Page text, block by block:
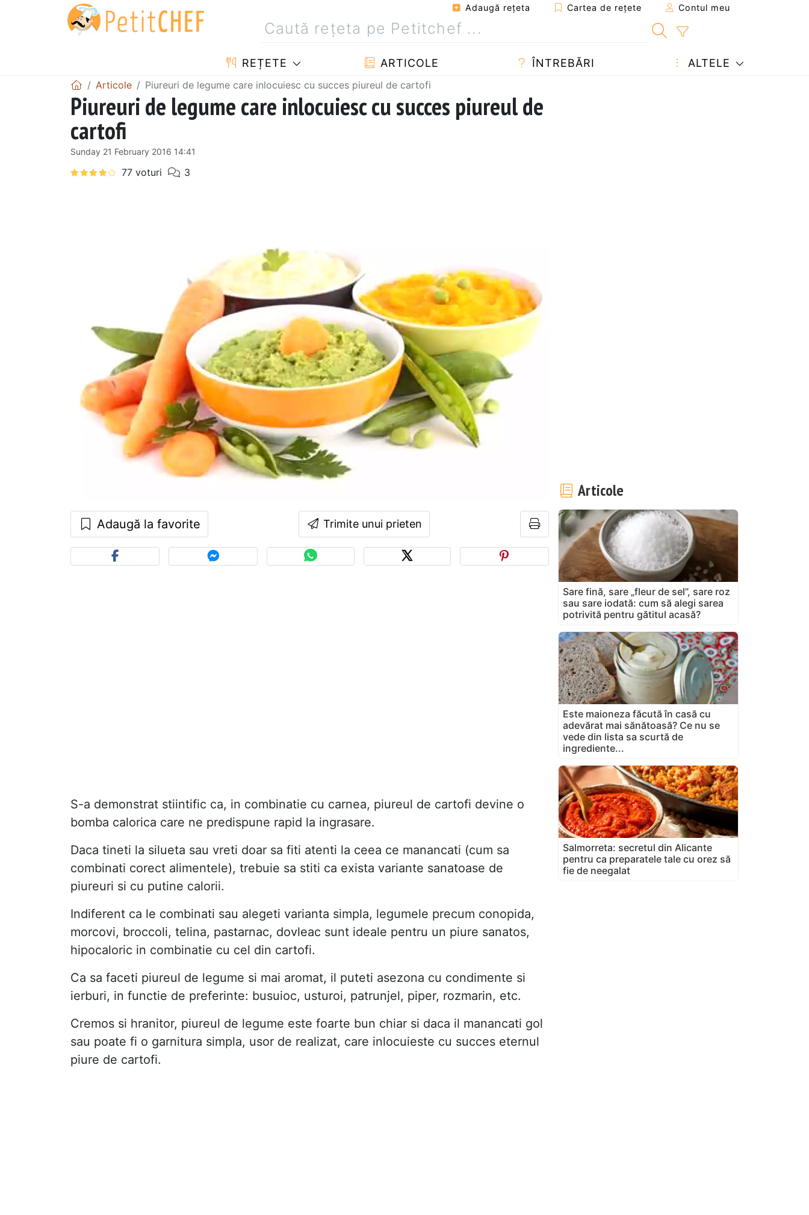
Adaugă reţeta Cartea de rețete Contul meu
REȚETE ARTICOLE ÎNTREBĂRI ALTELE
Articole Piureuri de legume care inlocuiesc cu succes piureul de cartofi
Piureuri de legume care inlocuiesc cu succes piureul de
cartofi
Sunday 21 February 2016 14:41
Adaugă la favorite Trimite unui prieten
S-a demonstrat stiintific ca, in combinatie cu carnea, piureul de cartofi devine o
bomba calorica care ne predispune rapid la ingrasare.
Daca tineti la silueta sau vreti doar sa fiti atenti la ceea ce manancati (cum sa
combinati corect alimentele), trebuie sa stiti ca exista variante sanatoase de
piureuri si cu putine calorii.
Indiferent ca le combinati sau alegeti varianta simpla, legumele precum conopida,
morcovi, broccoli, telina, pastarnac, dovleac sunt ideale pentru un piure sanatos,
hipocaloric in combinatie cu cel din cartofi.
Ca sa faceti piureul de legume si mai aromat, il puteti asezona cu condimente si
ierburi, in functie de preferinte: busuioc, usturoi, patrunjel, piper, rozmarin, etc.
Cremos si hranitor, piureul de legume este foarte bun chiar si daca il manancati gol
sau poate fi o garnitura simpla, usor de realizat, care inlocuieste cu succes eternul
piure de cartofi.
Articole
Sare fină, sare „fleur de sel”, sare roz
sau sare iodată: cum să alegi sarea
potrivită pentru gătitul acasă?
Este maioneza făcută în casă cu
adevărat mai sănătoasă? Ce nu se
vede din lista sa scurtă de
ingrediente...
Salmorreta: secretul din Alicante
pentru ca preparatele tale cu orez să
fie de neegalat